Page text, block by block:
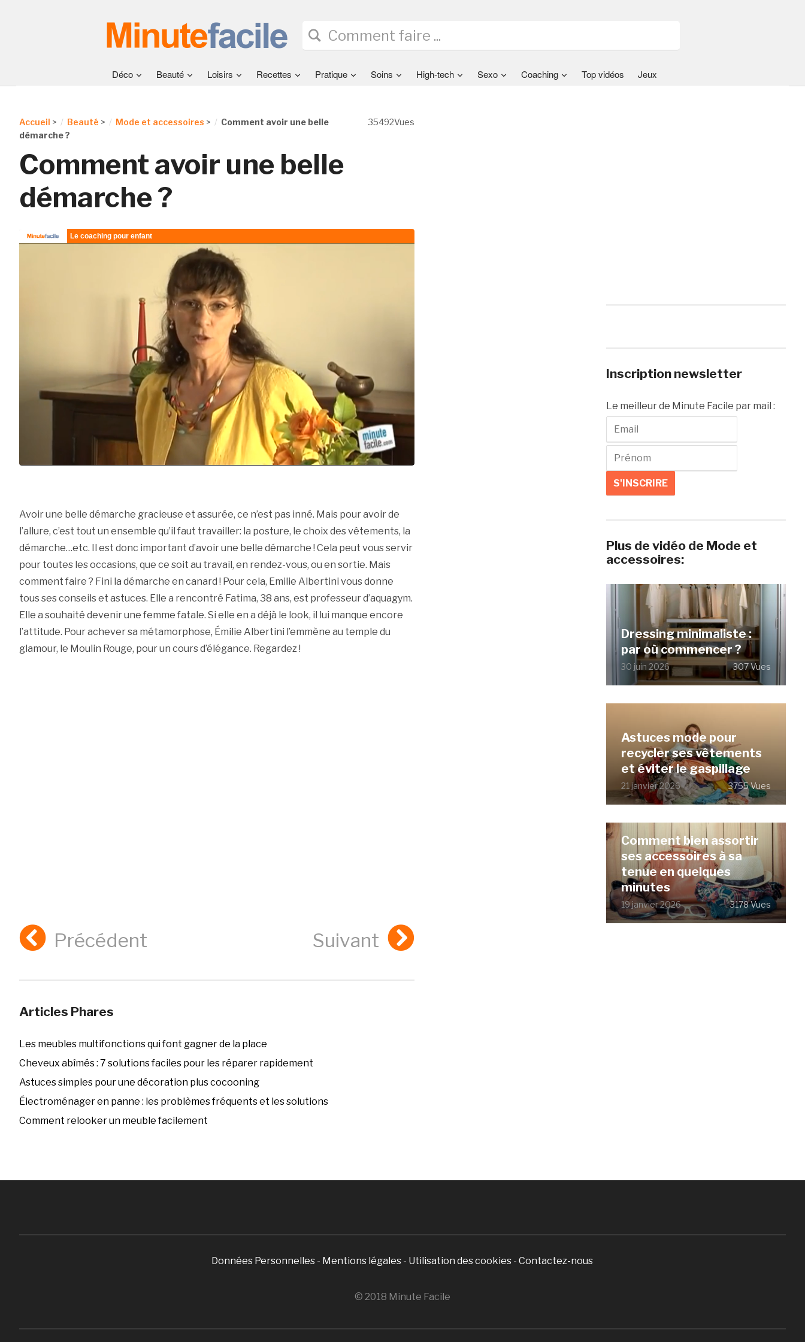
Déco Beauté Loisirs Recettes Pratique Soins High-tech Sexo Coaching Top vidéos Jeux
35492Vues
Accueil > Beauté > Mode et accessoires >
Comment avoir une belle
démarche ?
Comment avoir une belle
démarche ?
Avoir une belle démarche gracieuse et assurée, ce n’est pas inné. Mais pour avoir de
l’allure, c’est tout un ensemble qu’il faut travailler: la posture, le choix des vêtements, la
démarche…etc. Il est donc important d’avoir une belle démarche ! Cela peut vous servir
pour toutes les occasions, que ce soit au travail, en rendez-vous, ou en sortie. Mais
comment faire ? Fini la démarche en canard ! Pour cela, Emilie Albertini vous donne
tous ses conseils et astuces. Elle a rencontré Fatima, 38 ans, est professeur d’aquagym.
Elle a souhaité devenir une femme fatale. Si elle en a déjà le look, il lui manque encore
l’attitude. Pour achever sa métamorphose, Émilie Albertini l’emmène au temple du
glamour, le Moulin Rouge, pour un cours d’élégance. Regardez !
Précédent Suivant
Articles Phares
Les meubles multifonctions qui font gagner de la place
Cheveux abîmés : 7 solutions faciles pour les réparer rapidement
Astuces simples pour une décoration plus cocooning
Électroménager en panne : les problèmes fréquents et les solutions
Comment relooker un meuble facilement
Inscription newsletter
Le meilleur de Minute Facile par mail :
Plus de vidéo de Mode et
accessoires:
Dressing minimaliste :
par où commencer ?
30 juin 2026 307 Vues
Astuces mode pour
recycler ses vêtements
et éviter le gaspillage
21 janvier 2026 3755 Vues
Comment bien assortir
ses accessoires à sa
tenue en quelques
minutes
19 janvier 2026 3178 Vues
Données Personnelles - Mentions légales - Utilisation des cookies -Contactez-nous
© 2018 Minute Facile